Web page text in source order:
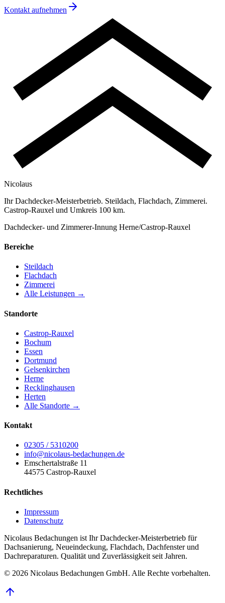
Kontakt aufnehmen
Nicolaus
Ihr Dachdecker-Meisterbetrieb. Steildach, Flachdach, Zimmerei.
Castrop-Rauxel und Umkreis 100 km.
Dachdecker- und Zimmerer-Innung Herne/Castrop-Rauxel
Bereiche
Steildach
Flachdach
Zimmerei
Alle Leistungen →
Standorte
Castrop-Rauxel
Bochum
Essen
Dortmund
Gelsenkirchen
Herne
Recklinghausen
Herten
Alle Standorte →
Kontakt
02305 / 5310200
info@nicolaus-bedachungen.de
Emschertalstraße 11
44575 Castrop-Rauxel
Rechtliches
Impressum
Datenschutz
Nicolaus Bedachungen ist Ihr Dachdecker-Meisterbetrieb für
Dachsanierung, Neueindeckung, Flachdach, Dachfenster und
Dachreparaturen. Qualität und Zuverlässigkeit seit Jahren.
© 2026 Nicolaus Bedachungen GmbH. Alle Rechte vorbehalten.